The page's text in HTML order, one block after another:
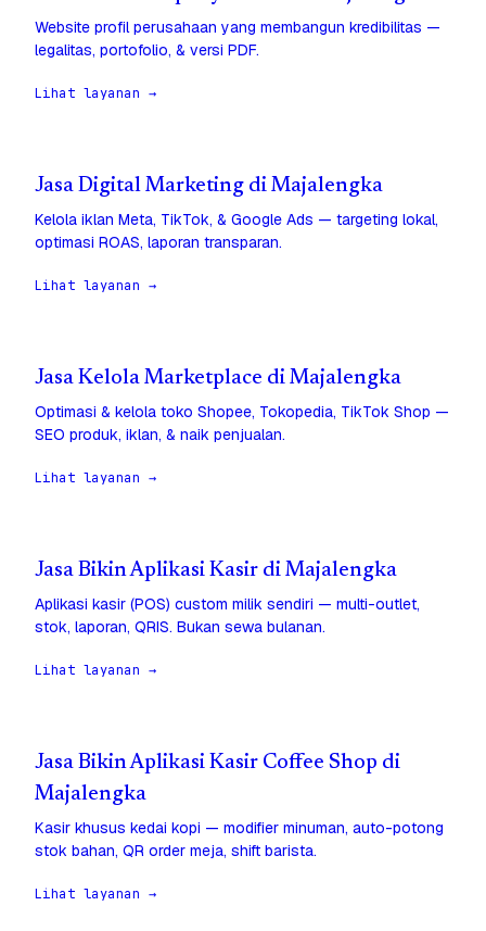
Website profil perusahaan yang membangun kredibilitas —
legalitas, portofolio, & versi PDF.
Lihat layanan →
Jasa Digital Marketing di Majalengka
Kelola iklan Meta, TikTok, & Google Ads — targeting lokal,
optimasi ROAS, laporan transparan.
Lihat layanan →
Jasa Kelola Marketplace di Majalengka
Optimasi & kelola toko Shopee, Tokopedia, TikTok Shop —
SEO produk, iklan, & naik penjualan.
Lihat layanan →
Jasa Bikin Aplikasi Kasir di Majalengka
Aplikasi kasir (POS) custom milik sendiri — multi-outlet,
stok, laporan, QRIS. Bukan sewa bulanan.
Lihat layanan →
Jasa Bikin Aplikasi Kasir Coffee Shop di
Majalengka
Kasir khusus kedai kopi — modifier minuman, auto-potong
stok bahan, QR order meja, shift barista.
Lihat layanan →